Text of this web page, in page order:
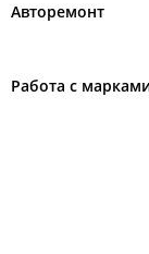
Авторемонт
Работа с